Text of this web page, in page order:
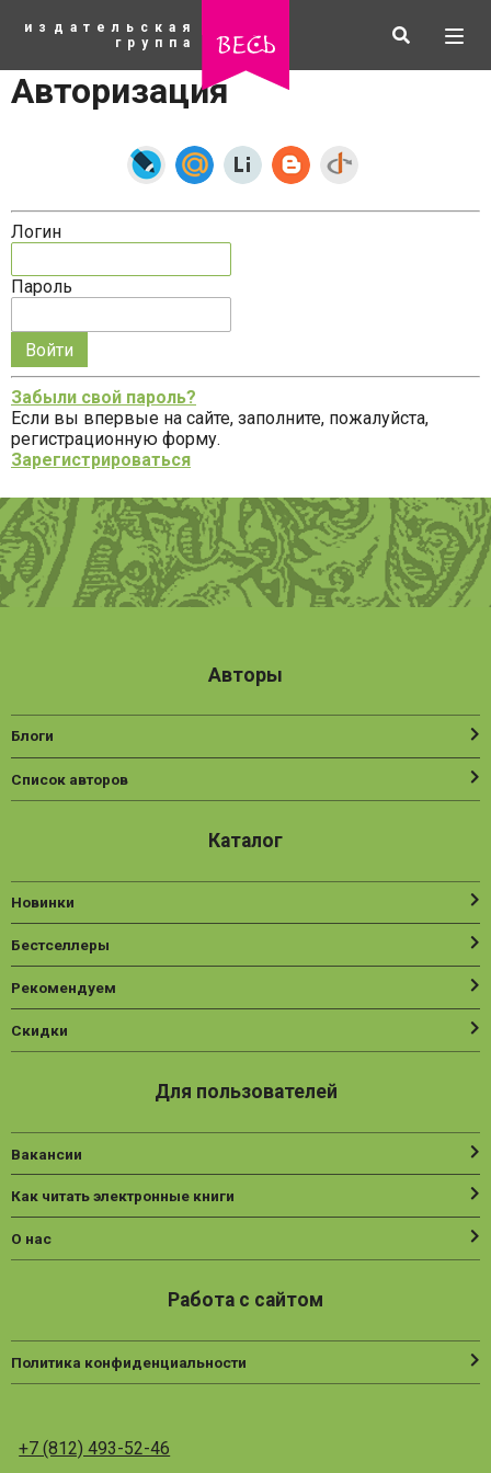
основному
издательская
группа
весь Искать
рубрики
Авторизация
Логин
Пароль
Запомнить
меня
на
этом
компьютере
Забыли свой пароль?
Если вы впервые на сайте, заполните, пожалуйста,
регистрационную форму.
Зарегистрироваться
Авторы
Блоги
Список авторов
Каталог
Новинки
Бестселлеры
Рекомендуем
Скидки
Для пользователей
Вакансии
Как читать электронные книги
О нас
Работа с сайтом
Политика конфиденциальности
+7 (812) 493-52-46